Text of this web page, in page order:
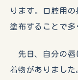
ります。口腔用
塗布することで多
先日、自分の唇
着物がありまし